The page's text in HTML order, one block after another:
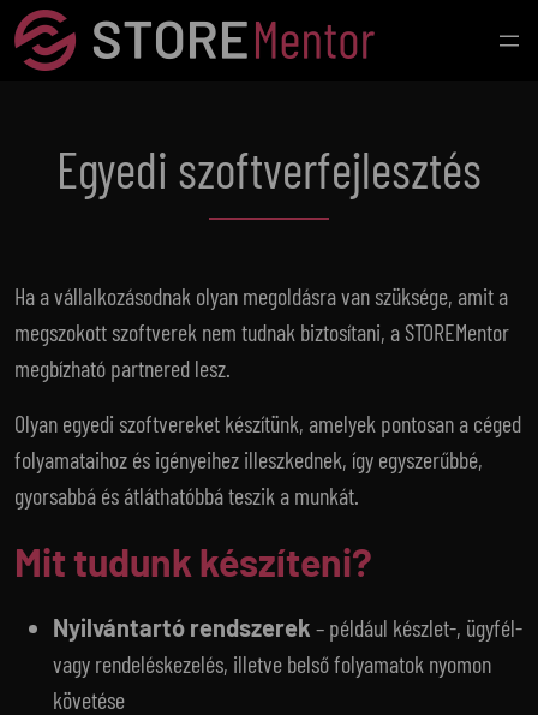
Ugrás
tartalomhoz
Egyedi szoftverfejlesztés
Ha a vállalkozásodnak olyan megoldásra van szüksége, amit a
megszokott szoftverek nem tudnak biztosítani, a STOREMentor
megbízható partnered lesz.
Olyan egyedi szoftvereket készítünk, amelyek pontosan a céged
folyamataihoz és igényeihez illeszkednek, így egyszerűbbé,
gyorsabbá és átláthatóbbá teszik a munkát.
Mit tudunk készíteni?
Nyilvántartó rendszerek – például készlet-, ügyfél-
vagy rendeléskezelés, illetve belső folyamatok nyomon
követése